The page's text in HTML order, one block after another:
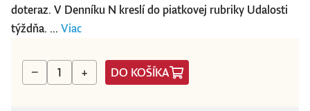
doteraz. V Denníku N kreslí do piatkovej rubriky Udalosti
týždňa. ... Viac
− + DO KOŠÍKA